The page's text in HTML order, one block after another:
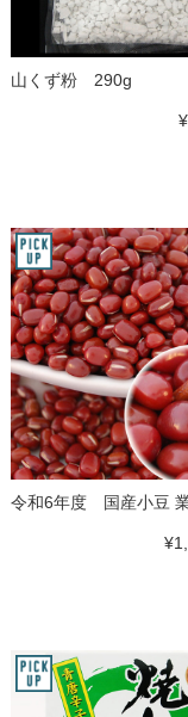
山くず粉 290g
令和6年度 国産小豆